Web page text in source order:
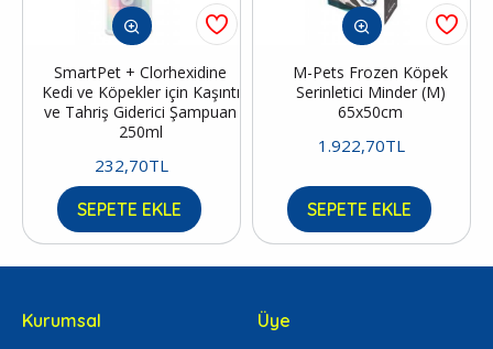
SmartPet + Clorhexidine
Kedi ve Köpekler için Kaşıntı
ve Tahriş Giderici Şampuan
250ml
232,70TL
SEPETE EKLE
M-Pets Frozen Köpek
Serinletici Minder (M)
65x50cm
1.922,70TL
SEPETE EKLE
Kurumsal
Üye